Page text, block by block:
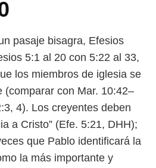
pasaje bisagra, Efesios
5:1 al 20 con 5:22 al 33,
los miembros de iglesia se
(comparar con Mar. 10:42–
4). Los creyentes deben
a Cristo” (Efe. 5:21, DHH);
que Pablo identificará la
la más importante y